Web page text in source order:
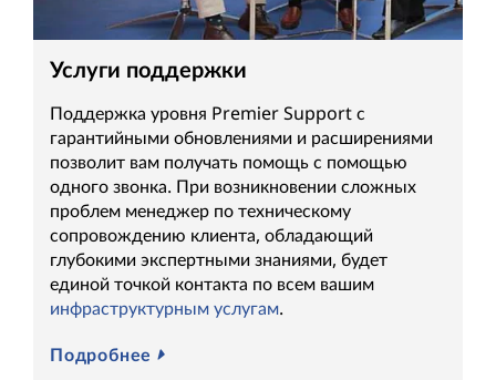
Услуги поддержки
Поддержка уровня Premier Support с
гарантийными обновлениями и расширениями
позволит вам получать помощь с помощью
одного звонка. При возникновении сложных
проблем менеджер по техническому
сопровождению клиента, обладающий
глубокими экспертными знаниями, будет
единой точкой контакта по всем вашим
инфраструктурным услугам.
Подробнее